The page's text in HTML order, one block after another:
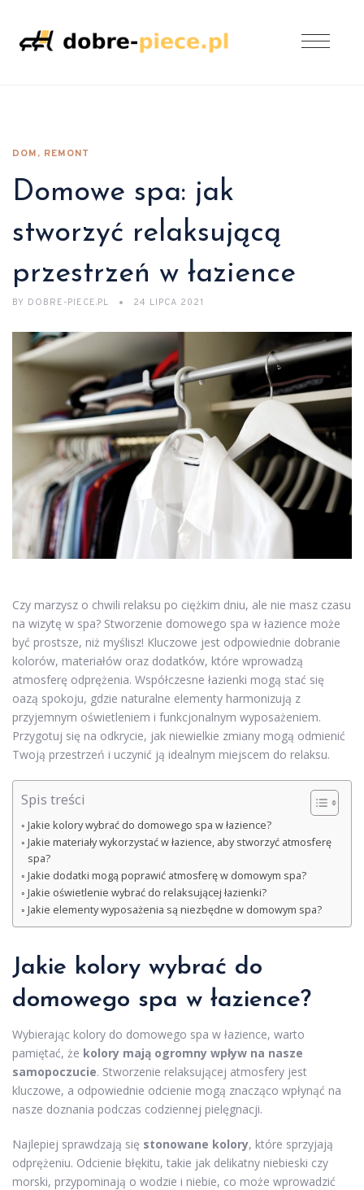
DOM, REMONT
Domowe spa: jak
stworzyć relaksującą
przestrzeń w łazience
BY DOBRE-PIECE.PL 24 LIPCA 2021
Czy marzysz o chwili relaksu po ciężkim dniu, ale nie masz czasu
na wizytę w spa? Stworzenie domowego spa w łazience może
być prostsze, niż myślisz! Kluczowe jest odpowiednie dobranie
kolorów, materiałów oraz dodatków, które wprowadzą
atmosferę odprężenia. Współczesne łazienki mogą stać się
oazą spokoju, gdzie naturalne elementy harmonizują z
przyjemnym oświetleniem i funkcjonalnym wyposażeniem.
Przygotuj się na odkrycie, jak niewielkie zmiany mogą odmienić
Twoją przestrzeń i uczynić ją idealnym miejscem do relaksu.
Spis treści
Jakie kolory wybrać do domowego spa w łazience?
Jakie materiały wykorzystać w łazience, aby stworzyć atmosferę
spa?
Jakie dodatki mogą poprawić atmosferę w domowym spa?
Jakie oświetlenie wybrać do relaksującej łazienki?
Jakie elementy wyposażenia są niezbędne w domowym spa?
Jakie kolory wybrać do
domowego spa w łazience?
Wybierając kolory do domowego spa w łazience, warto
pamiętać, że kolory mają ogromny wpływ na nasze
samopoczucie. Stworzenie relaksującej atmosfery jest
kluczowe, a odpowiednie odcienie mogą znacząco wpłynąć na
nasze doznania podczas codziennej pielęgnacji.
Najlepiej sprawdzają się stonowane kolory, które sprzyjają
odprężeniu. Odcienie błękitu, takie jak delikatny niebieski czy
morski, przypominają o wodzie i niebie, co może wprowadzić